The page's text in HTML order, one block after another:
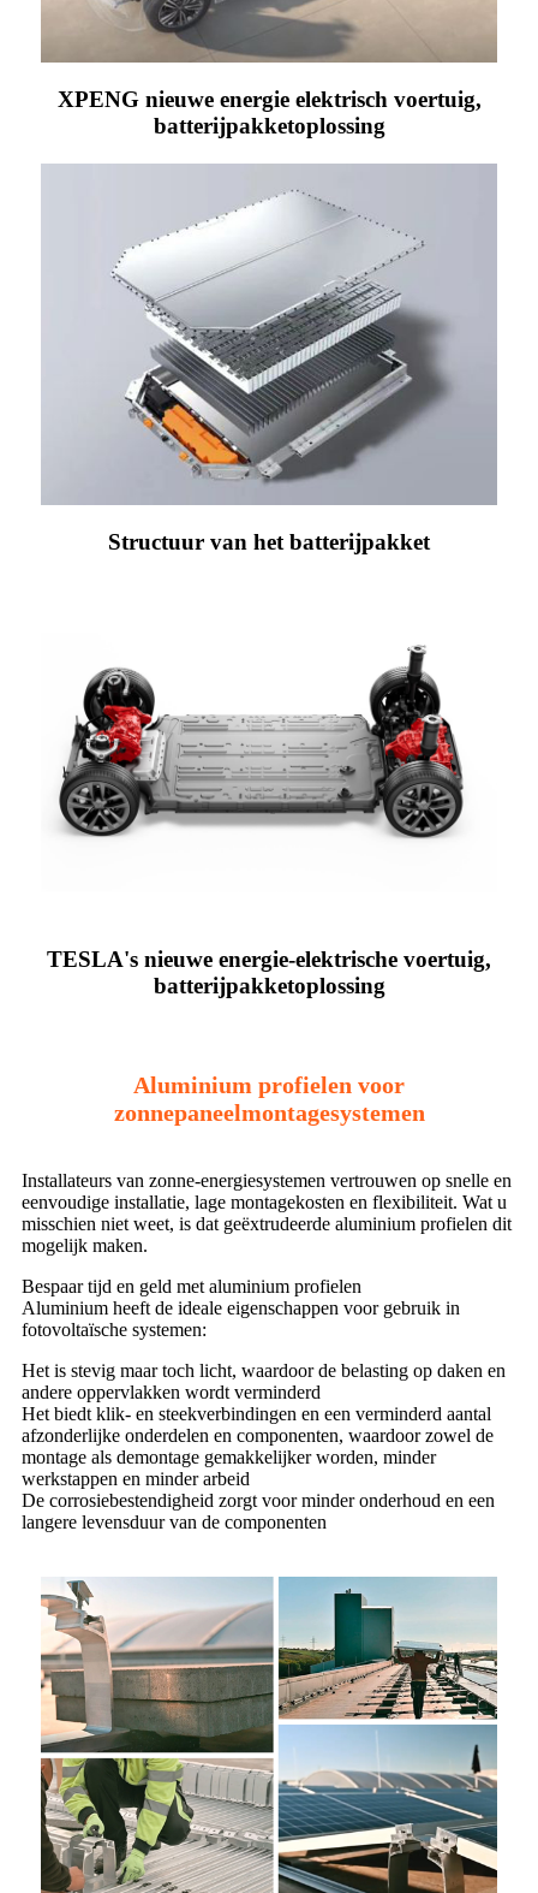
XPENG nieuwe energie elektrisch voertuig,
batterijpakketoplossing
Structuur van het batterijpakket
TESLA's nieuwe energie-elektrische voertuig,
batterijpakketoplossing
Aluminium profielen voor
zonnepaneelmontagesystemen
Installateurs van zonne-energiesystemen vertrouwen op snelle en
eenvoudige installatie, lage montagekosten en flexibiliteit. Wat u
misschien niet weet, is dat geëxtrudeerde aluminium profielen dit
mogelijk maken.
Bespaar tijd en geld met aluminium profielen
Aluminium heeft de ideale eigenschappen voor gebruik in
fotovoltaïsche systemen:
Het is stevig maar toch licht, waardoor de belasting op daken en
andere oppervlakken wordt verminderd
Het biedt klik- en steekverbindingen en een verminderd aantal
afzonderlijke onderdelen en componenten, waardoor zowel de
montage als demontage gemakkelijker worden, minder
werkstappen en minder arbeid
De corrosiebestendigheid zorgt voor minder onderhoud en een
langere levensduur van de componenten